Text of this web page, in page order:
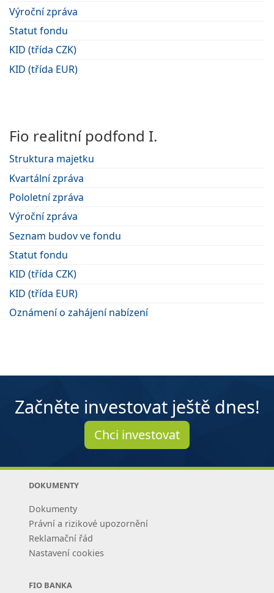
Výroční zpráva
Statut fondu
KID (třída CZK)
KID (třída EUR)
Fio realitní podfond I.
Struktura majetku
Kvartální zpráva
Pololetní zpráva
Výroční zpráva
Seznam budov ve fondu
Statut fondu
KID (třída CZK)
KID (třída EUR)
Oznámení o zahájení nabízení
Začněte investovat ještě dnes!
Chci investovat
DOKUMENTY
Dokumenty
Právní a rizikové upozornění
Reklamační řád
Nastavení cookies
FIO BANKA